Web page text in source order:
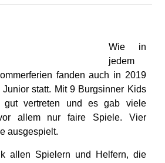
Wie in
jedem
fanden auch in 2019
statt. Mit 9 Burgsinner Kids
gut vertreten und es gab viele
allem nur faire Spiele. Vier
ausgespielt.
allen Spielern und Helfern, die